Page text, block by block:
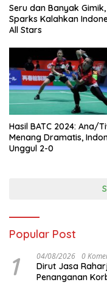
Seru dan Banyak
Sparks Kalahkan
All Stars
Hasil BATC 2024: Ana/
Menang Dramatis,
Unggul 2-0
Popular Post
1 04/08/2026 0
Dirut Jasa
Penanganan